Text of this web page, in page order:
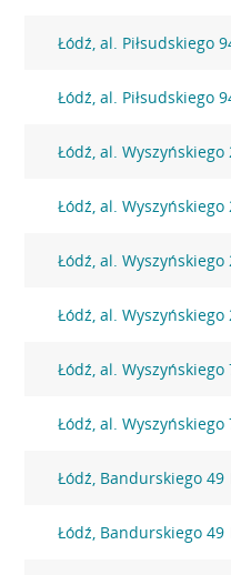
Łódź, al. Piłsudskiego
Łódź, al. Piłsudskiego
Łódź, al. Wyszyńskiego
Łódź, al. Wyszyńskiego
Łódź, al. Wyszyńskiego
Łódź, al. Wyszyńskiego
Łódź, al. Wyszyńskiego
Łódź, al. Wyszyńskiego
Łódź, Bandurskiego 49
Łódź, Bandurskiego 49